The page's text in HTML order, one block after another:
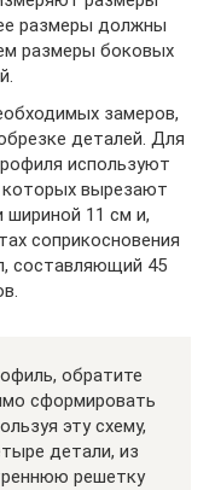
размеры должны
размеры боковых
замеров,
деталей. Для
используют
вырезают
шириной 11 см и,
соприкосновения
составляющий 45
обратите
сформировать
эту схему,
детали, из
решетку